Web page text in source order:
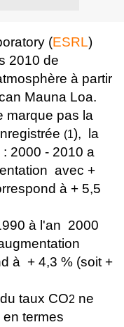
(ESRL)
2010 de
à partir
Mauna Loa.
marque pas la
(1),
la
2000 - 2010 a
avec +
à + 5,5
à l'an 2000
à + 4,3 % (soit +
taux CO2 ne
termes